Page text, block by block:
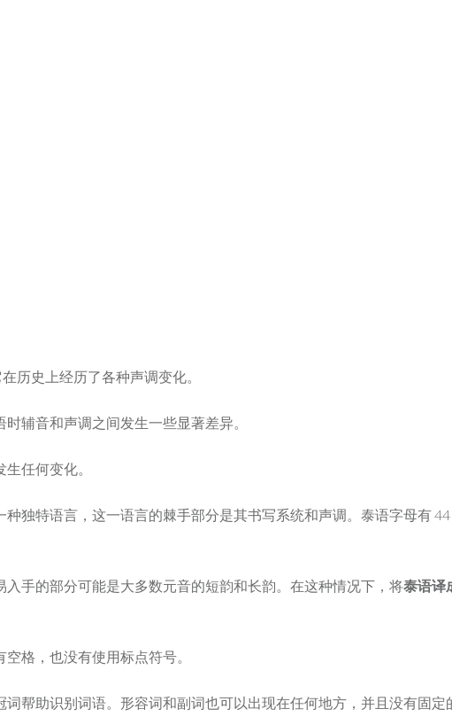
历史上经历了各种声调变化。
辅音和声调之间发生一些显著差异。
任何变化。
独特语言，这一语言的棘手部分是其书写系统和声调。泰语字母有
手的部分可能是大多数元音的短韵和长韵。在这种情况下，将泰语译
格，也没有使用标点符号。
帮助识别词语。形容词和副词也可以出现在任何地方，并且没有固